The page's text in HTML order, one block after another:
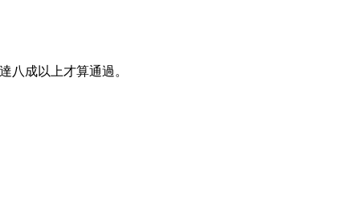
八成以上才算通過。